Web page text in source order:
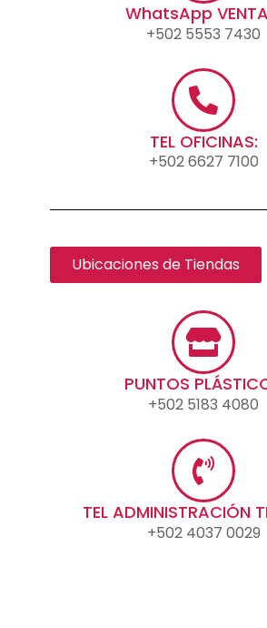
WhatsApp
+502 5553 7430
TEL OFICINAS:
+502 6627 7100
Ubicaciones de Tiendas
PUNTOS
+502 5183 4080
TEL ADMINISTRACIÓN
+502 4037 0029